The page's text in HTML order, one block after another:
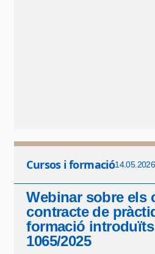
Cursos i formació14.05.2026
Webinar sobre els
contracte de
formació
1065/2025